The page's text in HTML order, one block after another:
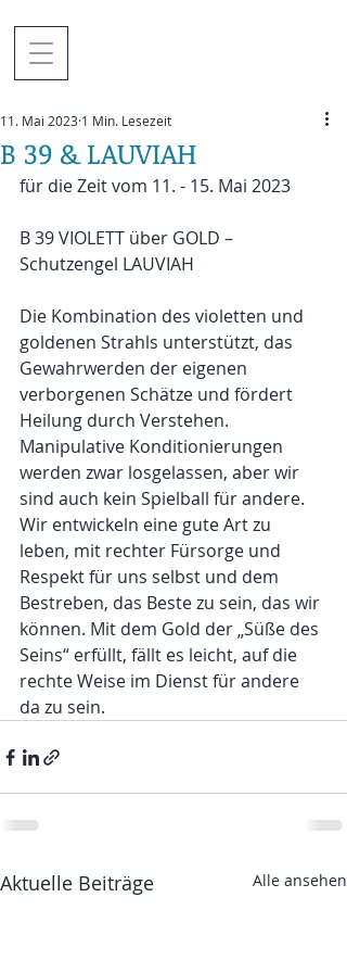
B 39 & LAUVIAH
11. Mai 2023 1 Min. Lesezeit
für die Zeit vom 11. - 15. Mai 2023
B 39 VIOLETT über GOLD –
Schutzengel LAUVIAH
Die Kombination des violetten und
goldenen Strahls unterstützt, das
Gewahrwerden der eigenen
verborgenen Schätze und fördert
Heilung durch Verstehen.
Manipulative Konditionierungen
werden zwar losgelassen, aber wir
sind auch kein Spielball für andere.
Wir entwickeln eine gute Art zu
leben, mit rechter Fürsorge und
Respekt für uns selbst und dem
Bestreben, das Beste zu sein, das wir
können. Mit dem Gold der „Süße des
Seins“ erfüllt, fällt es leicht, auf die
rechte Weise im Dienst für andere
da zu sein.
Aktuelle Beiträge Alle ansehen